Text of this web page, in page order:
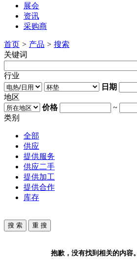
展会
资讯
采购商
首页 > 产品 > 搜索
关键词
行业
日期
地区
价格
~
类别
全部
供应
提供服务
供应二手
提供加工
提供合作
库存
抱歉，没有找到相关的内容。